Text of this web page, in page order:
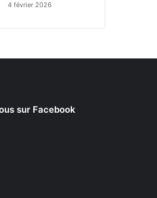
4 février 2026
sur Facebook